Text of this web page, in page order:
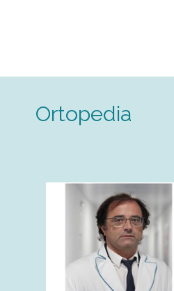
Ortopedia